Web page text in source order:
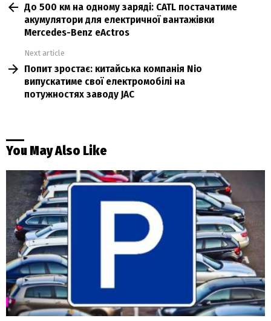
moreДо 500 км на одному заряді: CATL постачатиме
акумулятори для електричної вантажівки
Mercedes-Benz eActros
Next article
Попит зростає: китайська компанія Nio
випускатиме свої електромобілі на
потужностях заводу JAC
You May Also Like